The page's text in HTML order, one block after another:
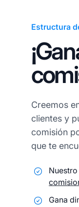
Estructura
Creemos
clientes y
comisión
que te
Gana